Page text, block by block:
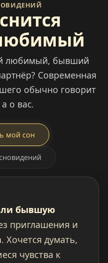
любимый, бывший
Современная
обычно говорит
о вас.
мой сон
бывшую
приглашения и
Хочется думать,
чувства к